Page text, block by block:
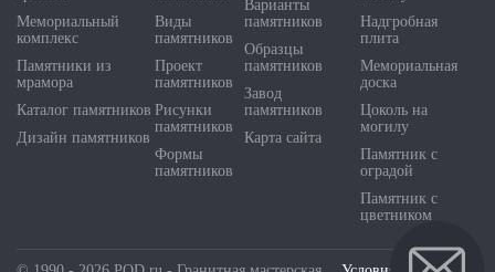
Мемориальный
комплекс
Памятники из
мрамора
Каталог памятников
Дизайн памятников
Виды
памятников
Проект
памятников
Рисунки
памятников
Формы
памятников
Варианты
памятников
Образцы
памятников
Завод
памятников
Карта сайта
Надгробная
плита
Мемориальная
доска
Цоколь на
могилу
Памятник с
оградой
Памятник с
цветником